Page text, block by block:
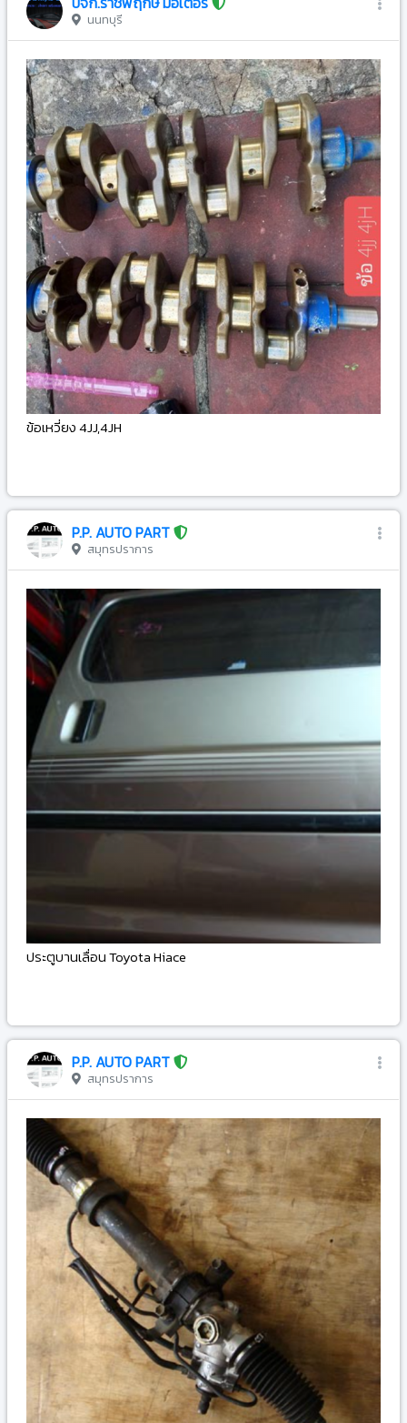
นนทบุรี
ข้อเหวี่ยง 4JJ,4JH
P.P. AUTO PART
สมุทรปราการ
ประตูบานเลื่อน Toyota Hiace
P.P. AUTO PART
สมุทรปราการ